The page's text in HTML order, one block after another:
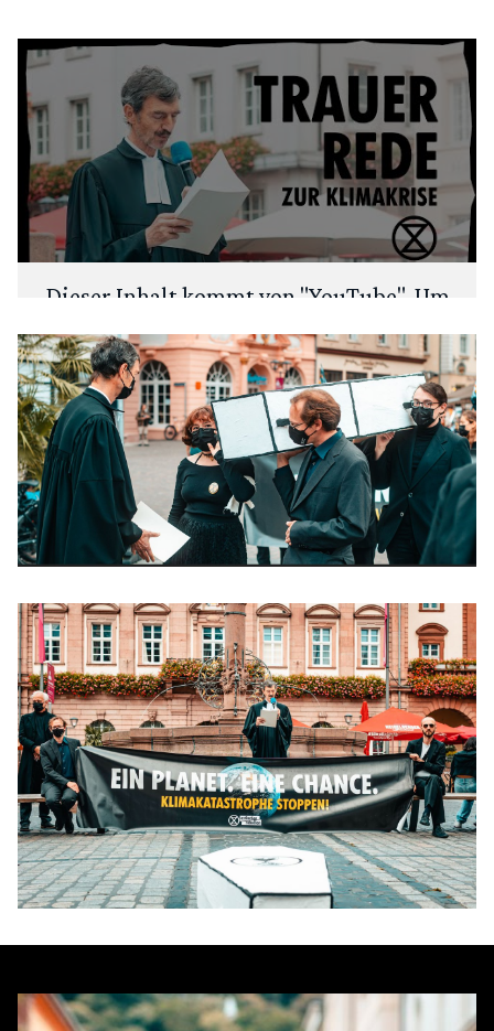
Dieser Inhalt kommt von "YouTube". Um
deine Privatsphäre zu schützen, fragen
wir zuerst: Möchtest du den Inhalt laden?
ANSEHEN IMMER LADEN